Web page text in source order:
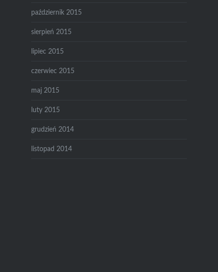
październik 2015
sierpień 2015
lipiec 2015
czerwiec 2015
maj 2015
luty 2015
grudzień 2014
listopad 2014